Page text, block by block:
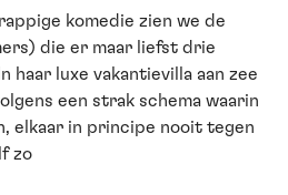
komedie zien we de
die er maar liefst drie
haar luxe vakantievilla aan zee
een strak schema waarin
elkaar in principe nooit tegen
zo